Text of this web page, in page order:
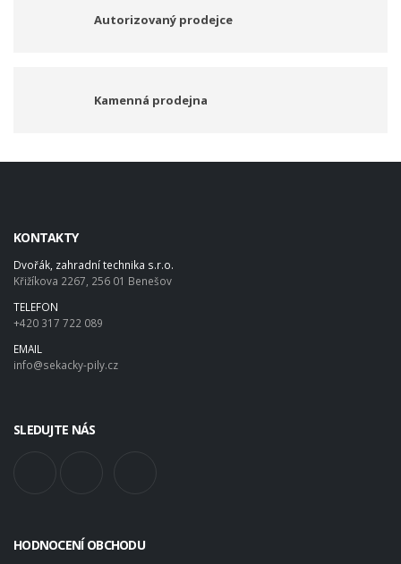
Autorizovaný prodejce
Kamenná prodejna
KONTAKTY
Dvořák, zahradní technika s.r.o.
Křižíkova 2267, 256 01 Benešov
TELEFON
+420 317 722 089
EMAIL
info@sekacky-pily.cz
SLEDUJTE NÁS
HODNOCENÍ OBCHODU